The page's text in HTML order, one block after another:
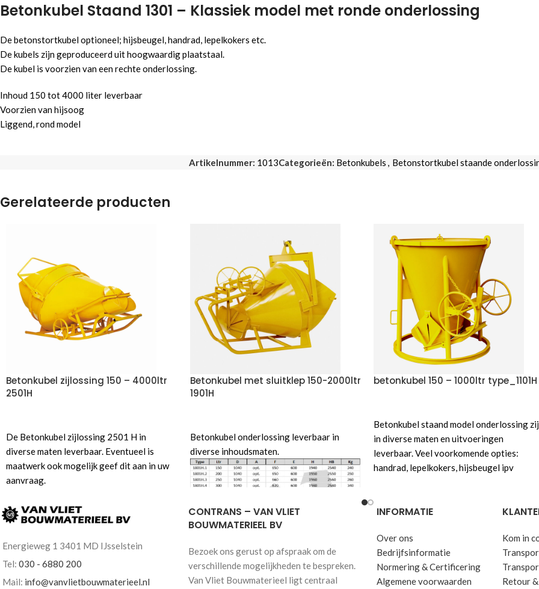
Betonkubel Staand 1301 – Klassiek model met ronde onderlossing
De betonstortkubel optioneel; hijsbeugel, handrad, lepelkokers etc.
De kubels zijn geproduceerd uit hoogwaardig plaatstaal.
De kubel is voorzien van een rechte onderlossing.
Inhoud 150 tot 4000 liter leverbaar
Voorzien van hijsoog
Liggend, rond model
Artikelnummer: 1013Categorieën: Betonkubels , Betonstortkubel staande
Gerelateerde producten
Betonkubel zijlossing 150 – 4000ltr
2501H
De Betonkubel zijlossing 2501 H in
diverse maten leverbaar. Eventueel is
maatwerk ook mogelijk geef dit aan in uw
aanvraag.
Voorzien van hijsoog
Liggend, rond model
Betonkubel met sluitklep 150-2000ltr
1901H
Betonkubel onderlossing leverbaar in
diverse inhoudsmaten.
Horizontale cilindrisch-conische vorm met
rechte uitstort, zwaar en stabiel ontwerp
betonkubel 150 – 1000ltr type_1101H
Betonkubel staand model onderlossing
in diverse maten en uitvoeringen
leverbaar. Veel voorkomende opties:
handrad, lepelkokers, hijsbeugel ipv
Maak gebruik van het offerte formulier
voor een vrijblijvende prijs aanvraag. U
Energieweg 1 3401 MD IJsselstein
Tel: 030 - 6880 200
Mail: info@vanvlietbouwmaterieel.nl
CONTRANS – VAN VLIET
BOUWMATERIEEL BV
Bezoek ons gerust op afspraak om de
verschillende mogelijkheden te bespreken.
Van Vliet Bouwmaterieel ligt centraal
INFORMATIE
Over ons
Bedrijfsinformatie
Normering & Certificering
Algemene voorwaarden
Kom in
Retour